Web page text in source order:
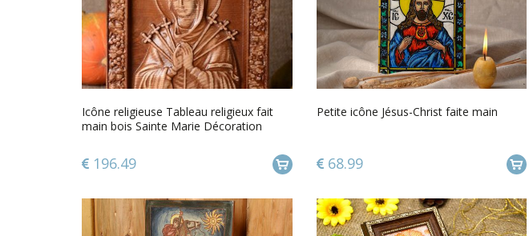
Icône religieuse Tableau religieux fait
main bois Sainte Marie Décoration
196.49
Petite icône Jésus-Christ faite main
68.99